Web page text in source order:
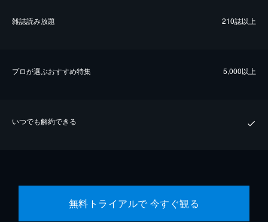
雑誌読み放題 210誌以上
プロが選ぶおすすめ特集 5,000以上
いつでも解約できる
無料トライアルで 今すぐ観る